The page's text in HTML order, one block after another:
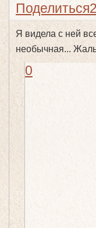
Поделиться
Я видела с ней
необычная...
0